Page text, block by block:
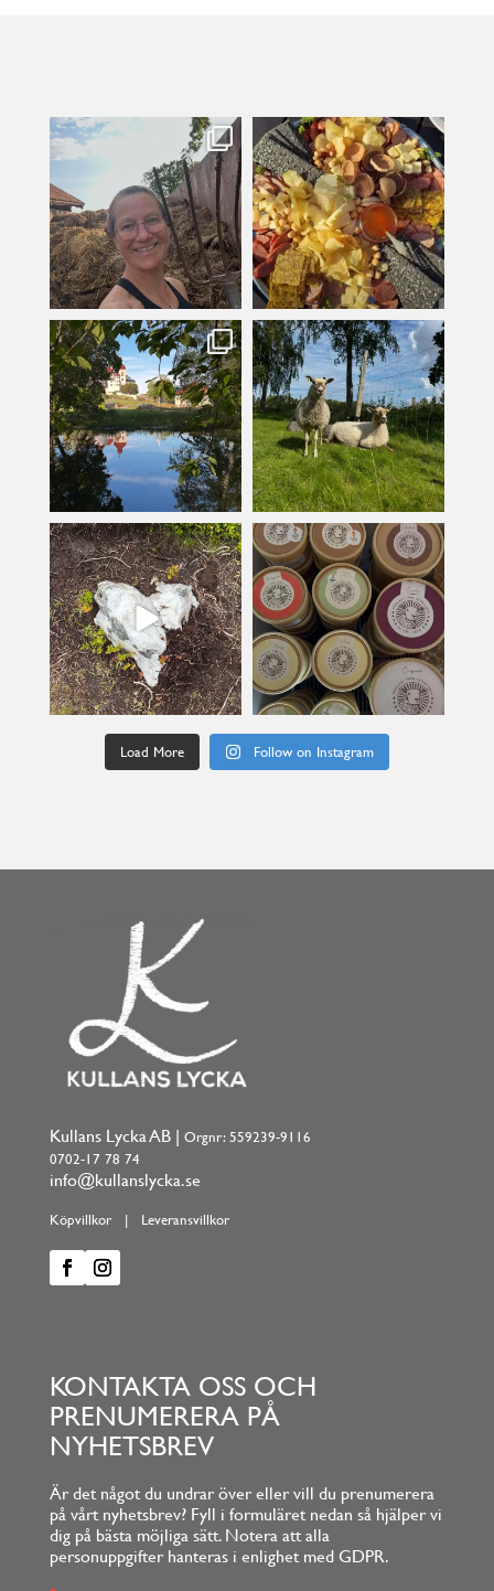
kullanslycka
kullanslycka
Jul 29
kullanslycka
Jul 16
kullanslycka
Jul 12
kullanslycka
Jul 9
kullanslycka
Jun 24
Load More Follow on Instagram
Kullans Lycka AB | Orgnr: 559239-9116
0702-17 78 74
info@kullanslycka.se
Köpvillkor| Leveransvillkor
KONTAKTA OSS OCH
PRENUMERERA PÅ
NYHETSBREV
Är det något du undrar över eller vill du prenumerera
på vårt nyhetsbrev? Fyll i formuläret nedan så hjälper vi
dig på bästa möjliga sätt. Notera att alla
personuppgifter hanteras i enlighet med GDPR.